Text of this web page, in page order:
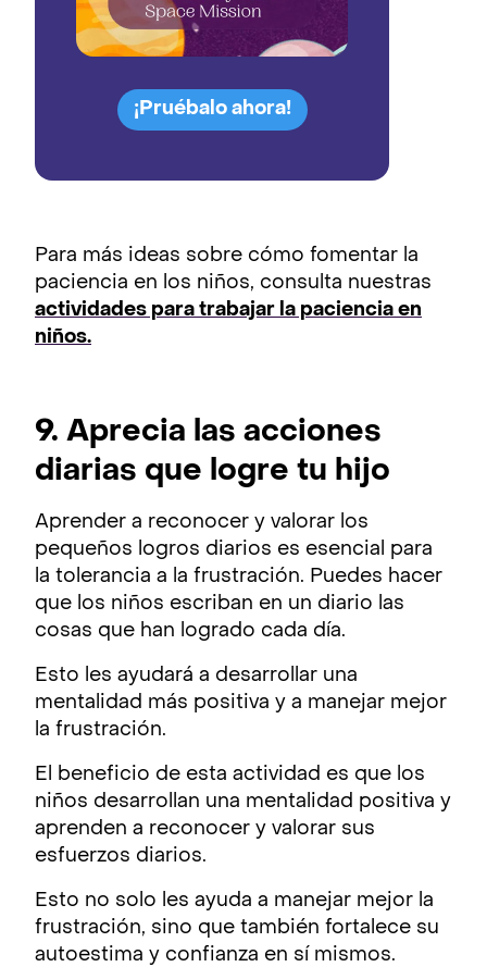
¡Pruébalo ahora!
Para más ideas sobre cómo fomentar la
paciencia en los niños, consulta nuestras
actividades para trabajar la paciencia en
niños.
9. Aprecia las acciones
diarias que logre tu hijo
Aprender a reconocer y valorar los
pequeños logros diarios es esencial para
la tolerancia a la frustración. Puedes hacer
que los niños escriban en un diario las
cosas que han logrado cada día.
Esto les ayudará a desarrollar una
mentalidad más positiva y a manejar mejor
la frustración.
El beneficio de esta actividad es que los
niños desarrollan una mentalidad positiva y
aprenden a reconocer y valorar sus
esfuerzos diarios.
Esto no solo les ayuda a manejar mejor la
frustración, sino que también fortalece su
autoestima y confianza en sí mismos.